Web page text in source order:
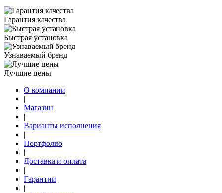
Гарантия качества
Быстрая установка
Узнаваемый бренд
Лучшие цены
О компании
|
Магазин
|
Варианты исполнения
|
Портфолио
|
Доставка и оплата
|
Гарантии
|